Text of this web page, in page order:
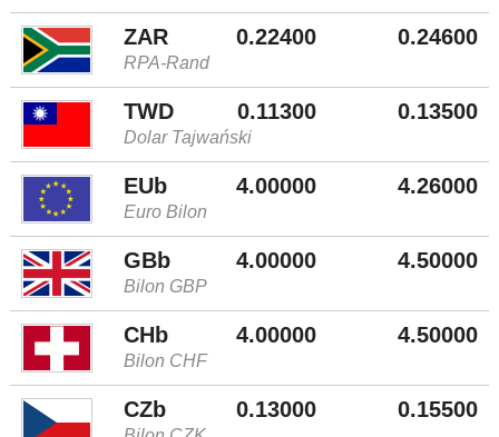
ZAR 0.22400 0.24600
RPA-Rand
TWD 0.11300 0.13500
Dolar Tajwański
EUb 4.00000 4.26000
Euro Bilon
GBb 4.00000 4.50000
Bilon GBP
CHb 4.00000 4.50000
Bilon CHF
CZb 0.13000 0.15500